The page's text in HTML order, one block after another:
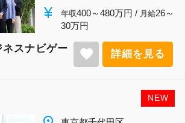
currency_yen 年収400～480万円 / 月給26～
30万円
スナビゲー
favorite 詳細を見る
NEW